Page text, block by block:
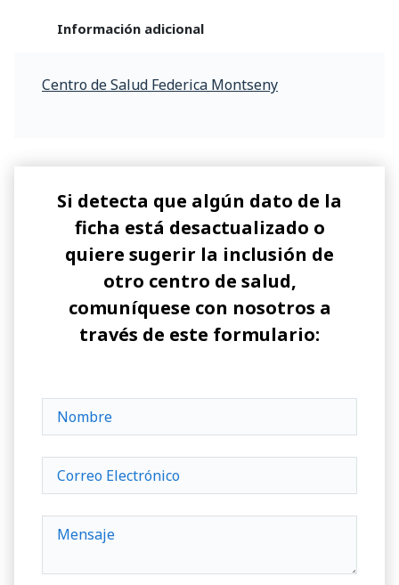
Información adicional
Centro de Salud Federica Montseny
Si detecta que algún dato de la
ficha está desactualizado o
quiere sugerir la inclusión de
otro centro de salud,
comuníquese con nosotros a
través de este formulario: